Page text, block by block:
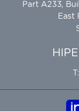
Part A233,
East